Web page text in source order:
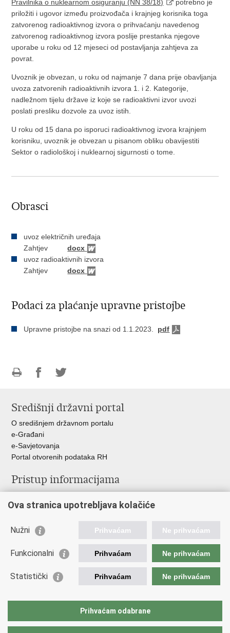
Pravilnika o nuklearnom osiguranju (NN 38/18)
potrebno je
priložiti i ugovor između proizvođača i krajnjeg korisnika toga
zatvorenog radioaktivnog izvora o prihvaćanju navedenog
zatvorenog radioaktivnog izvora poslije prestanka njegove
uporabe u roku od 12 mjeseci od postavljanja zahtjeva za
povrat.
Uvoznik je obvezan, u roku od najmanje 7 dana prije obavljanja
uvoza zatvorenih radioaktivnih izvora 1. i 2. Kategorije,
nadležnom tijelu države iz koje se radioaktivni izvor uvozi
poslati presliku dozvole za uvoz istih.
U roku od 15 dana po isporuci radioaktivnog izvora krajnjem
korisniku, uvoznik je obvezan u pisanom obliku obavijestiti
Sektor o radiološkoj i nuklearnoj sigurnosti o tome.
Obrasci
uvoz električnih uređaja
Zahtjev
docx
uvoz radioaktivnih izvora
Zahtjev
docx
Podaci za plaćanje upravne pristojbe
Upravne pristojbe na snazi od 1.1.2023. pdf
FacebookuTwitteru
Središnji državni portal
O središnjem državnom portalu
e-Građani
e-Savjetovanja
Portal otvorenih podataka RH
Pristup informacijama
Savjetovanje
Zapošljavanje
Odnosi s javnošću
Važne poveznice
Ministarstvo unutarnjih poslova
Ova stranica upotrebljava kolačiće
Nužni Prihvaćam Ne prihvaćam
Funkcionalni Prihvaćam Ne prihvaćam
Statistički Prihvaćam Ne prihvaćam
Prihvaćam odabrane